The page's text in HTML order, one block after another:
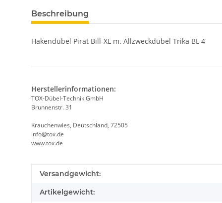
weitere Registerkarten anzeigen
Beschreibung
Hakendübel Pirat Bill-XL m. Allzweckdübel Trika BL 4
Herstellerinformationen:
TOX-Dübel-Technik GmbH
Brunnenstr. 31
Krauchenwies, Deutschland, 72505
info@tox.de
www.tox.de
Produkteigenschaft
Wert
Versandgewicht:
Artikelgewicht: